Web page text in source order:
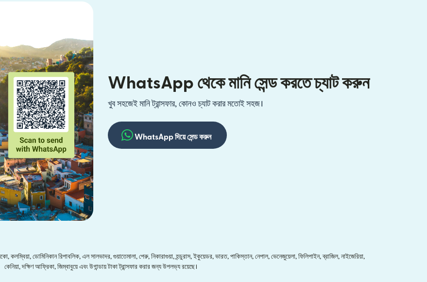
WhatsApp থেকে মানি সেন্ড করতে চ্যাট করুন
খুব সহজেই মানি ট্রান্সফার, কোনও চ্যাট করার মতোই সহজ।
WhatsApp দিয়ে সেন্ড করুন
ডোমিনিকান রিপাবলিক, এল সালভাদর, গুয়াতেমালা, পেরু, নিকারাগুয়া, হন্ডুরাস, ইকুয়েডর, ভারত, পাকিস্তান, নেপাল, ভেনেজুয়েলা, ফিলিপাইন, ব্রাজিল, নাইজেরিয়া,
কেনিয়া, দক্ষিণ আফ্রিকা, জিম্বাবুয়ে এবং উগান্ডায় টাকা ট্রান্সফার করার জন্য উপলভ্য রয়েছে।